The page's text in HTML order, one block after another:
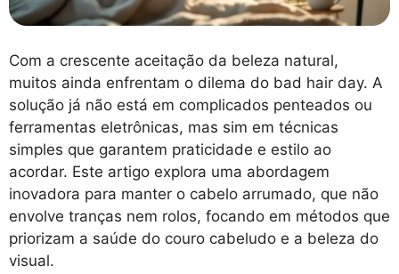
Com a crescente aceitação da beleza natural,
muitos ainda enfrentam o dilema do bad hair day. A
solução já não está em complicados penteados ou
ferramentas eletrônicas, mas sim em técnicas
simples que garantem praticidade e estilo ao
acordar. Este artigo explora uma abordagem
inovadora para manter o cabelo arrumado, que não
envolve tranças nem rolos, focando em métodos que
priorizam a saúde do couro cabeludo e a beleza do
visual.